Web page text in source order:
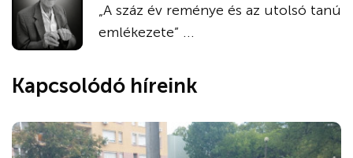
„A száz év reménye és az utolsó tanú
emlékezete” ...
Kapcsolódó híreink